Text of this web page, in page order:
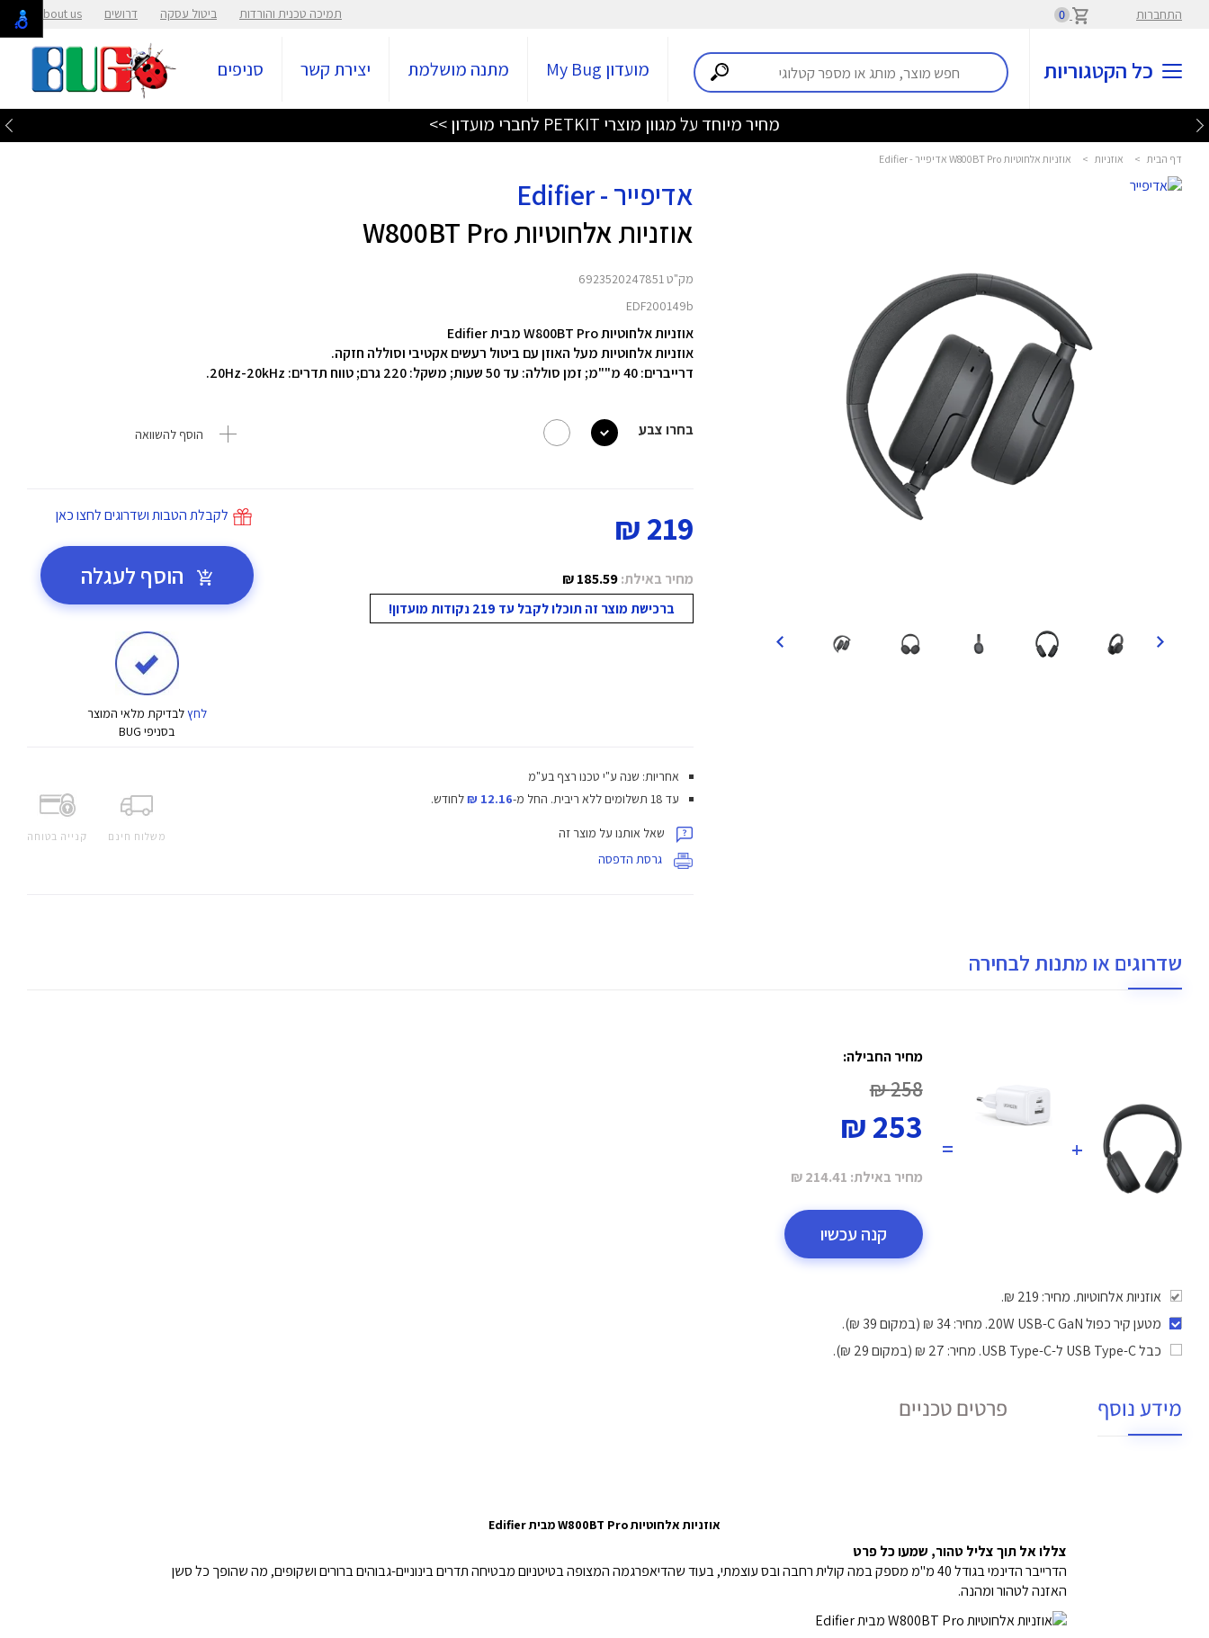
התחברות 0 תמיכה טכנית והורדות ביטול עסקה דרושים About us
כל הקטגוריות מועדון My Bug מתנה מושלמת יצירת קשר סניפים
מחיר מיוחד על מגוון מוצרי PETKIT לחברי מועדון >>
דף הבית > אוזניות > אוזניות אלחוטיות W800BT Pro אדיפייר - Edifier
אדיפייר - Edifier
אוזניות אלחוטיות W800BT Pro
מק"ט 6923520247851
EDF200149b
אוזניות אלחוטיות W800BT Pro מבית Edifier
אוזניות אלחוטיות מעל האוזן עם ביטול רעשים אקטיבי וסוללה חזקה.
דרייברים: 40 מ""מ; זמן סוללה: עד 50 שעות; משקל: 220 גרם; טווח תדרים: 20Hz-20kHz.
בחרו צבע הוסף להשוואה
219 ₪
מחיר באילת:185.59 ₪
ברכישת מוצר זה תוכלו לקבל עד 219 נקודות מועדון!
לקבלת הטבות ושדרוגים לחצו כאן
הוסף לעגלה
לחץלבדיקת מלאי המוצר
בסניפי BUG
משלוח חינם קנייה בטוחה
אחריות: שנה ע"י טכנו רצף בע"מ
עד 18 תשלומים ללא ריבית.
החל מ-12.16 ₪ לחודש.
שאל אותנו על מוצר זה
גרסת הדפסה
שדרוגים או מתנות לבחירה
+
=
מחיר החבילה:
258 ₪
253 ₪
מחיר באילת: 214.41 ₪
קנה עכשיו
אוזניות אלחוטיות. מחיר: 219 ₪.
מטען קיר כפול 20W USB-C GaN
. מחיר: 34 ₪ (במקום 39 ₪).
כבל USB Type-C ל-USB Type-C
. מחיר: 27 ₪ (במקום 29 ₪).
מידע נוסף פרטים טכניים
אוזניות אלחוטיות W800BT Pro מבית Edifier
צללו אל תוך צליל טהור, שמעו כל פרט
הדרייבר הדינמי בגודל 40 מ"מ מספק במה קולית רחבה ובס עוצמתי, בעוד שהדיאפרגמה המצופה בטיטניום מבטיחה תדרים בינוניים-גבוהים ברורים ושקופים, מה שהופך כל סשן
האזנה לטהור ומהנה.